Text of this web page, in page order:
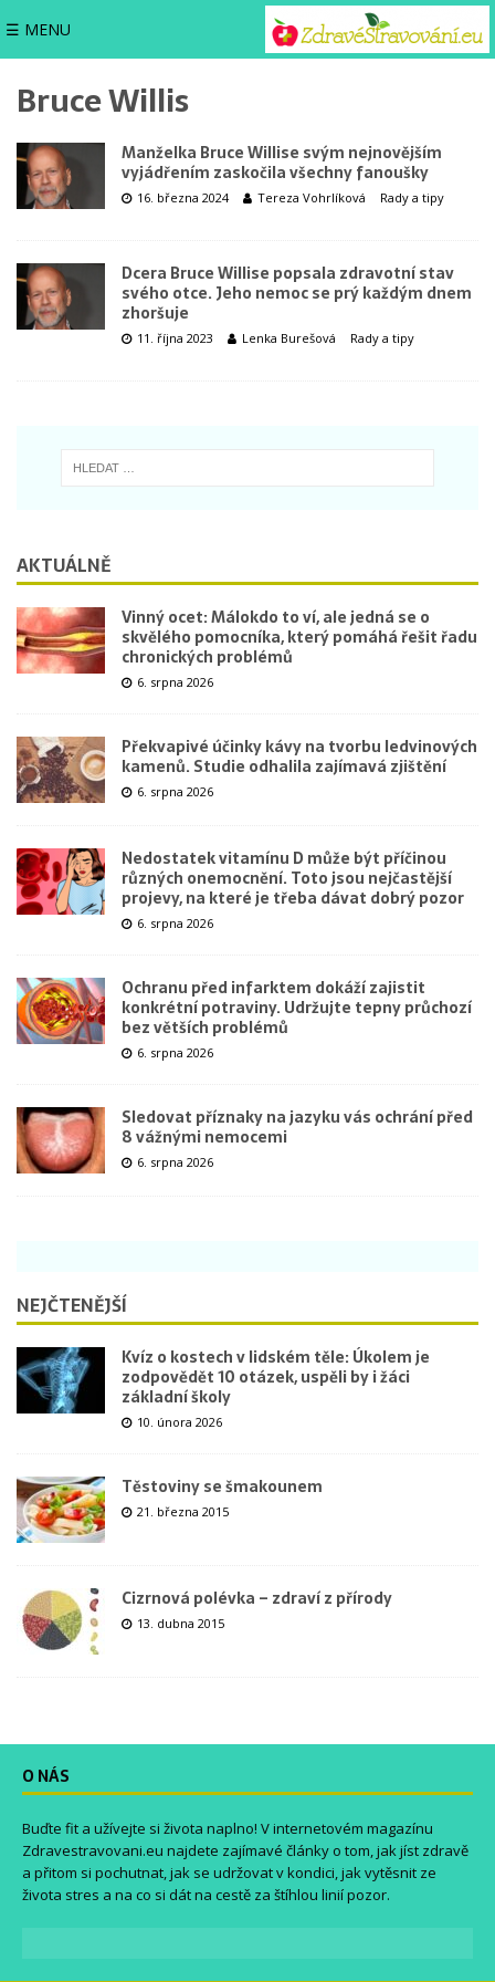
☰ MENU
Bruce Willis
Manželka Bruce Willise svým nejnovějším
vyjádřením zaskočila všechny fanoušky
16. března 2024 Tereza Vohrlíková Rady a tipy
Dcera Bruce Willise popsala zdravotní stav
svého otce. Jeho nemoc se prý každým dnem
zhoršuje
11. října 2023 Lenka Burešová Rady a tipy
AKTUÁLNĚ
Vinný ocet: Málokdo to ví, ale jedná se o
skvělého pomocníka, který pomáhá řešit řadu
chronických problémů
6. srpna 2026
Překvapivé účinky kávy na tvorbu ledvinových
kamenů. Studie odhalila zajímavá zjištění
6. srpna 2026
Nedostatek vitamínu D může být příčinou
různých onemocnění. Toto jsou nejčastější
projevy, na které je třeba dávat dobrý pozor
6. srpna 2026
Ochranu před infarktem dokáží zajistit
konkrétní potraviny. Udržujte tepny průchozí
bez větších problémů
6. srpna 2026
Sledovat příznaky na jazyku vás ochrání před
8 vážnými nemocemi
6. srpna 2026
NEJČTENĚJŠÍ
Kvíz o kostech v lidském těle: Úkolem je
zodpovědět 10 otázek, uspěli by i žáci
základní školy
10. února 2026
Těstoviny se šmakounem
21. března 2015
Cizrnová polévka – zdraví z přírody
13. dubna 2015
O NÁS
Buďte fit a užívejte si života naplno! V internetovém magazínu
Zdravestravovani.eu najdete zajímavé články o tom, jak jíst zdravě
a přitom si pochutnat, jak se udržovat v kondici, jak vytěsnit ze
života stres a na co si dát na cestě za štíhlou linií pozor.